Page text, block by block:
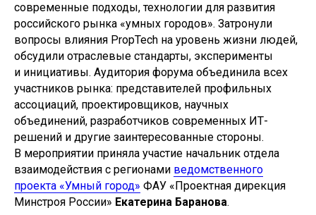
современные подходы, технологии для развития
российского рынка «умных городов». Затронули
вопросы влияния PropTech на уровень жизни людей,
обсудили отраслевые стандарты, эксперименты
и инициативы. Аудитория форума объединила всех
участников рынка: представителей профильных
ассоциаций, проектировщиков, научных
объединений, разработчиков современных ИТ-
решений и другие заинтересованные стороны.
В мероприятии приняла участие начальник отдела
взаимодействия с регионами ведомственного
проекта «Умный город» ФАУ «Проектная дирекция
Минстроя России» Екатерина Баранова.